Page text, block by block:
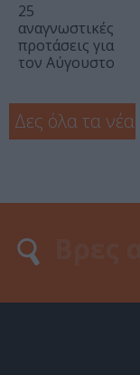
25
αναγνωστικές
προτάσεις για
τον Αύγουστο
Δες όλα τα νέα